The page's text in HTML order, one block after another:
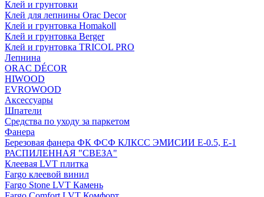
Клей и грунтовки
Клей для лепнины Orac Decor
Клей и грунтовка Homakoll
Клей и грунтовка Berger
Клей и грунтовка TRICOL PRO
Лепнина
ORAC DÉCOR
HIWOOD
EVROWOOD
Аксессуары
Шпатели
Средства по уходу за паркетом
Фанера
Березовая фанера ФК ФСФ КЛКСС ЭМИСИИ Е-0.5, Е-1
РАСПИЛЕННАЯ "СВЕЗА"
Клеевая LVT плитка
Fargo клеевой винил
Fargo Stone LVT Камень